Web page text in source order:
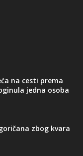
na cesti prema
jedna osoba
zbog kvara